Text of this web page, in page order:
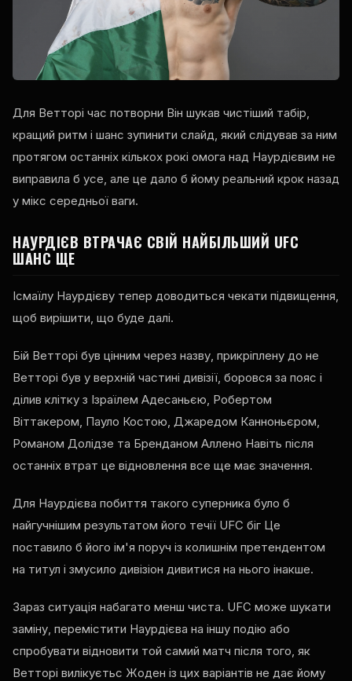
Для Ветторі час потворни Він шукав чистіший табір,
кращий ритм і шанс зупинити слайд, який слідував за ним
протягом останніх кількох рокі омога над Наурдієвим не
виправила б усе, але це дало б йому реальний крок назад
у мікс середньої ваги.
НАУРДІЄВ ВТРАЧАЄ СВІЙ НАЙБІЛЬШИЙ UFC
ШАНС ЩЕ
Ісмаїлу Наурдієву тепер доводиться чекати підвищення,
щоб вирішити, що буде далі.
Бій Ветторі був цінним через назву, прикріплену до не
Ветторі був у верхній частині дивізії, боровся за пояс і
ділив клітку з Ізраїлем Адесаньєю, Робертом
Віттакером, Пауло Костою, Джаредом Канноньєром,
Романом Долідзе та Бренданом Аллено Навіть після
останніх втрат це відновлення все ще має значення.
Для Наурдієва побиття такого суперника було б
найгучнішим результатом його течії UFC біг Це
поставило б його ім'я поруч із колишнім претендентом
на титул і змусило дивізіон дивитися на нього інакше.
Зараз ситуація набагато менш чиста. UFC може шукати
заміну, перемістити Наурдієва на іншу подію або
спробувати відновити той самий матч після того, як
Ветторі вилікуєтьс Жоден із цих варіантів не дає йому